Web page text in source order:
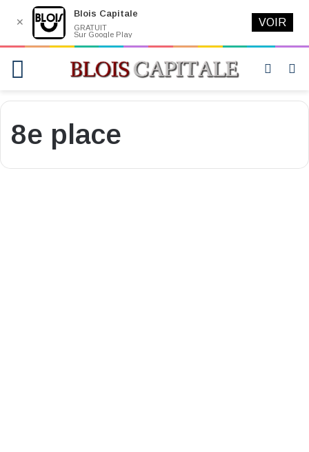
Switch
8e place
✕
Blois Capitale
GRATUIT
Sur Google Play
VOIR